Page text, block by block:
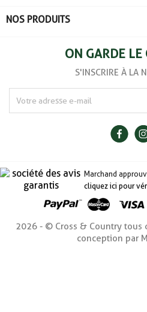
NOS PRODUITS
ON GARDE LE
S'INSCRIRE À LA
Marchand
cliquez ici pour
2026 - © Cross & Country tous
conception par